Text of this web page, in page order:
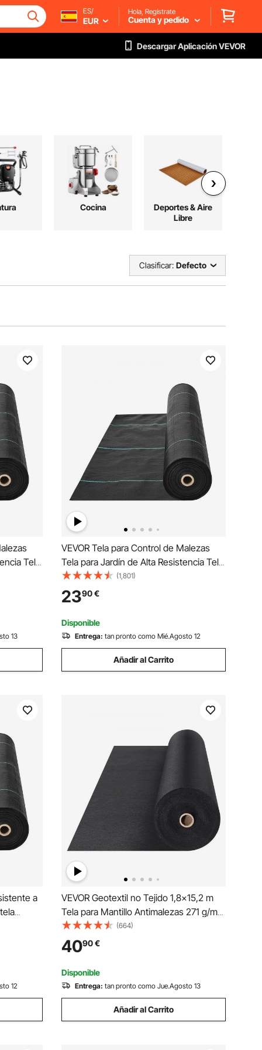
ES/
EUR
Hola, Regístrate
Cuenta y pedido
Descargar Aplicación VEVOR
Cocina
Deportes & Aire
Libre
Clasificar: Defecto
Tela
PP
de
g/m²,
13
VEVOR Tela para Control de Malezas
Tela para Jardín de Alta Resistencia Tela
Tejida para Control de Malezas de PP
Tela Geotextil para Paisajismo Vellón de
Malas Hierbas 1,8 x 30,5 m, 108 g/m²,
Negro
(1,801)
2390€
Disponible
Entrega: tan pronto como Mié.Agosto 12
Añadir al Carrito
a
entrada,
12
VEVOR Geotextil no Tejido 1,8x15,2 m
Tela para Mantillo Antimalezas 271 g/m²
Tela Permeable Resistente al Desgarro
para Pasarelas para Sistemas de
Drenaje, Paisajismo, Cobertura del
Suelo, Color Negro
(664)
4090€
Disponible
Entrega: tan pronto como Jue.Agosto 13
Añadir al Carrito